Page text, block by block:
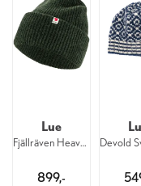
Lue
Fjällräven Heavy Beanie 662
899,-